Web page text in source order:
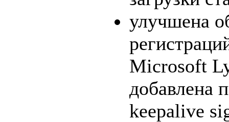
улучшена
Microsoft
добавлена
keepalive